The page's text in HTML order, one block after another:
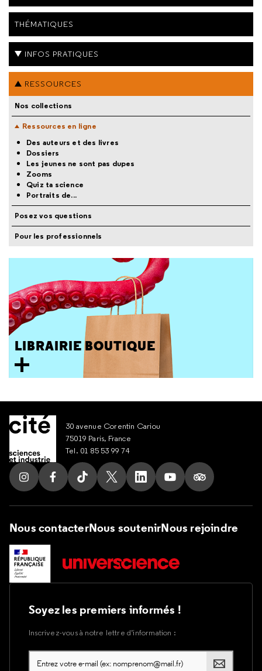
THÉMATIQUES
INFOS PRATIQUES
RESSOURCES
Nos collections
Ressources en ligne
Des auteurs et des livres
Dossiers
Les jeunes ne sont pas dupes
Zooms
Quiz ta science
Portraits de...
Posez vos questions
Pour les professionnels
LIBRAIRIE BOUTIQUE
30 avenue Corentin Cariou
75019 Paris, France
Tel. 01 85 53 99 74
Suivez nous sur Instagram
Suivez nous sur Facebook
Suivez nous sur Tik Tok
Suivez nous sur X
Suivez nous sur LinkedIn
Suivez nous sur
Suivez nous
Nous contacterNous soutenirNous rejoindre
Soyez les premiers informés !
Inscrivez-vous à notre lettre d’information :